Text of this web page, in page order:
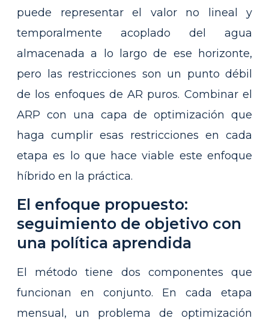
puede representar el valor no lineal y
temporalmente acoplado del agua
almacenada a lo largo de ese horizonte,
pero las restricciones son un punto débil
de los enfoques de AR puros. Combinar el
ARP con una capa de optimización que
haga cumplir esas restricciones en cada
etapa es lo que hace viable este enfoque
híbrido en la práctica.
El enfoque propuesto:
seguimiento de objetivo con
una política aprendida
El método tiene dos componentes que
funcionan en conjunto. En cada etapa
mensual, un problema de optimización